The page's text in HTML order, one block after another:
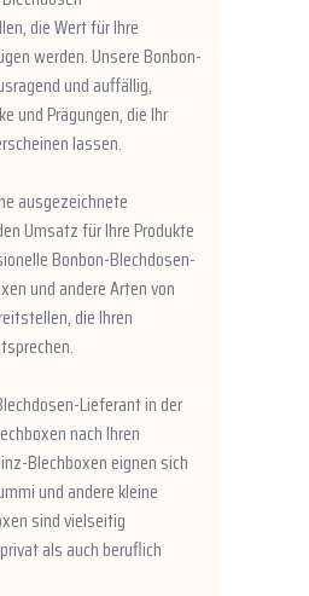
die Wert für Ihre
werden. Unsere Bonbon-
und auffällig,
und Prägungen, die Ihr
lassen.
ausgezeichnete
Umsatz für Ihre Produkte
Bonbon-Blechdosen-
und andere Arten von
die Ihren
Lieferant in der
nach Ihren
Blechboxen eignen sich
und andere kleine
sind vielseitig
als auch beruflich